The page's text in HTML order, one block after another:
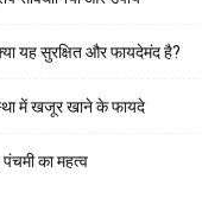
यह सुरक्षित और फायदेमंद है?
में खजूर खाने के फायदे
का महत्व